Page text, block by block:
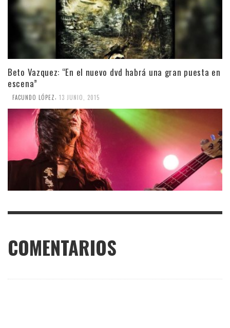
Beto Vazquez: “En el nuevo dvd habrá una gran puesta en
escena”
FACUNDO LÓPEZ 13 JUNIO, 2015
COMENTARIOS